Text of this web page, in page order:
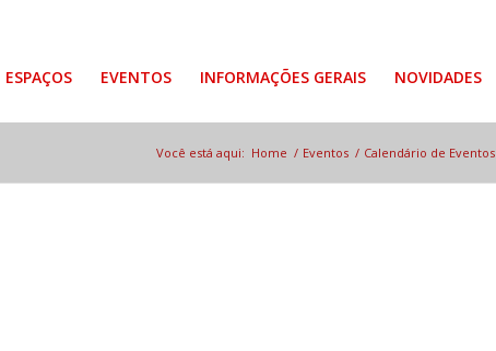
ESPAÇOS EVENTOS INFORMAÇÕES GERAIS NOVIDADES
Você está aqui: Home / Eventos / Calendário de Eventos